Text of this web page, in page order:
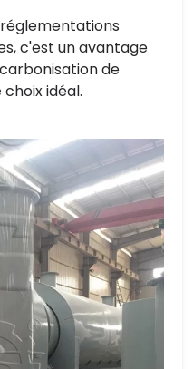
c'est un avantage
de
idéal.